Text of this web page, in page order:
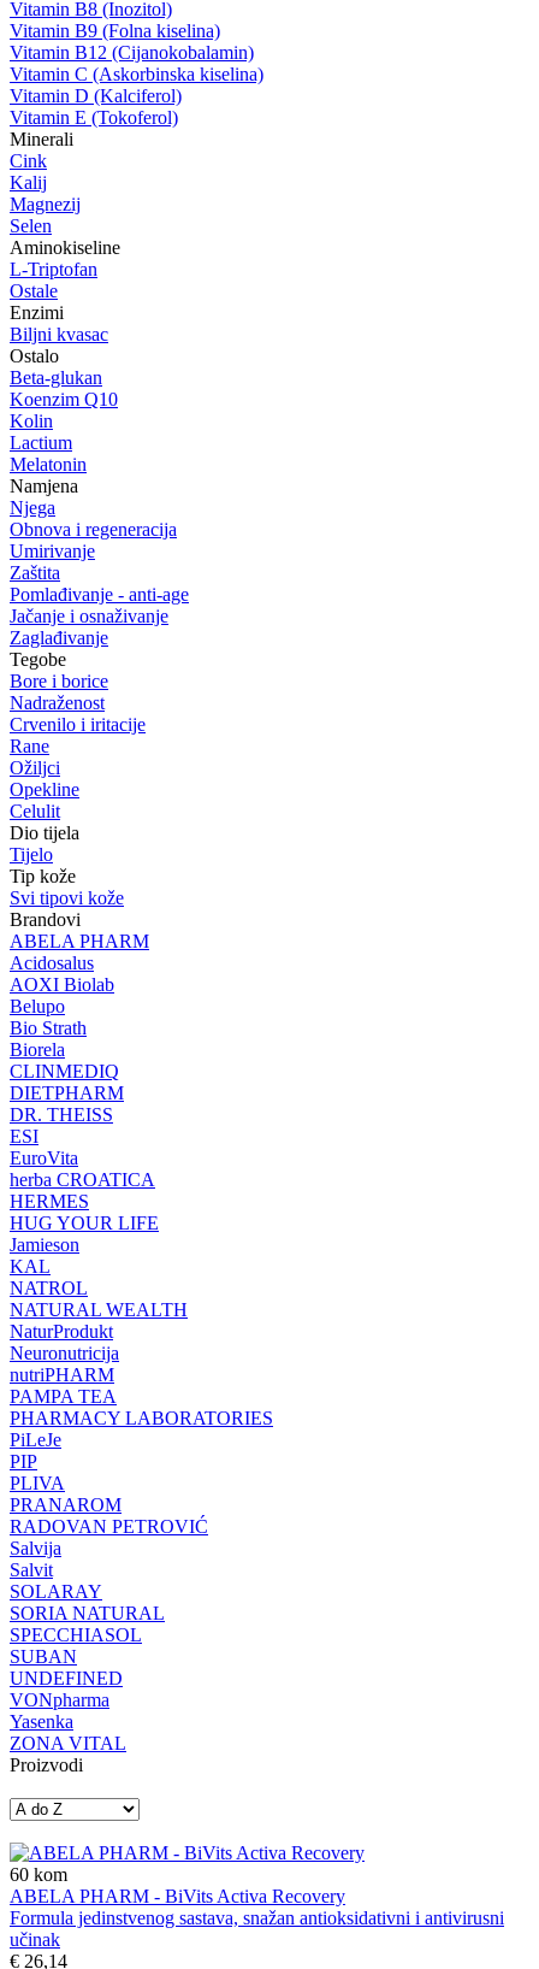
Vitamin B8 (Inozitol)
Vitamin B9 (Folna kiselina)
Vitamin B12 (Cijanokobalamin)
Vitamin C (Askorbinska kiselina)
Vitamin D (Kalciferol)
Vitamin E (Tokoferol)
Minerali
Cink
Kalij
Magnezij
Selen
Aminokiseline
L-Triptofan
Ostale
Enzimi
Biljni kvasac
Ostalo
Beta-glukan
Koenzim Q10
Kolin
Lactium
Melatonin
Namjena
Njega
Obnova i regeneracija
Umirivanje
Zaštita
Pomlađivanje - anti-age
Jačanje i osnaživanje
Zaglađivanje
Tegobe
Bore i borice
Nadraženost
Crvenilo i iritacije
Rane
Ožiljci
Opekline
Celulit
Dio tijela
Tijelo
Tip kože
Svi tipovi kože
Brandovi
ABELA PHARM
Acidosalus
AOXI Biolab
Belupo
Bio Strath
Biorela
CLINMEDIQ
DIETPHARM
DR. THEISS
ESI
EuroVita
herba CROATICA
HERMES
HUG YOUR LIFE
Jamieson
KAL
NATROL
NATURAL WEALTH
NaturProdukt
Neuronutricija
nutriPHARM
PAMPA TEA
PHARMACY LABORATORIES
PiLeJe
PIP
PLIVA
PRANAROM
RADOVAN PETROVIĆ
Salvija
Salvit
SOLARAY
SORIA NATURAL
SPECCHIASOL
SUBAN
UNDEFINED
VONpharma
Yasenka
ZONA VITAL
Proizvodi
60 kom
ABELA PHARM - BiVits Activa Recovery
Formula jedinstvenog sastava, snažan antioksidativni i antivirusni
učinak
€ 26,14